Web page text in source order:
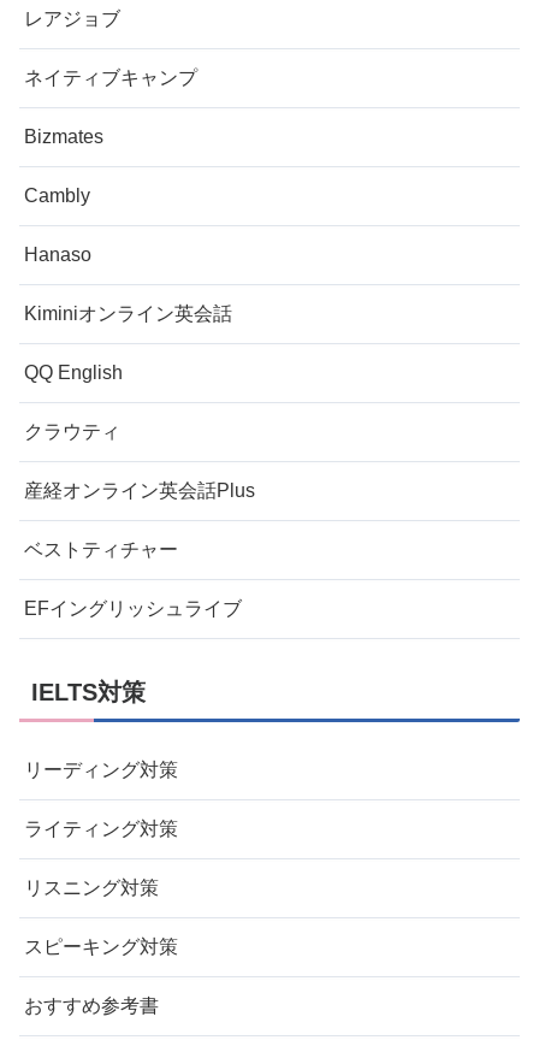
レアジョブ
ネイティブキャンプ
Bizmates
Cambly
Hanaso
Kiminiオンライン英会話
QQ English
クラウティ
産経オンライン英会話Plus
ベストティチャー
EFイングリッシュライブ
IELTS対策
リーディング対策
ライティング対策
リスニング対策
スピーキング対策
おすすめ参考書